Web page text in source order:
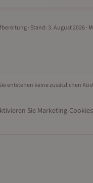
· Stand: 3. August 2026·
entstehen keine zusätzlichen
Sie Marketing-